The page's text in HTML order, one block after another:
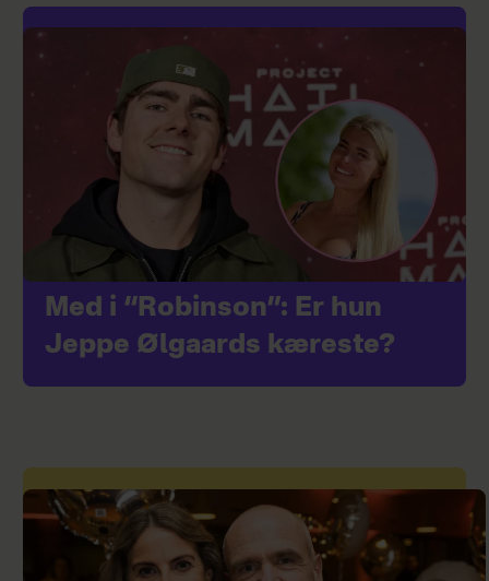
Med i “Robinson”: Er hun
Jeppe Ølgaards kæreste?